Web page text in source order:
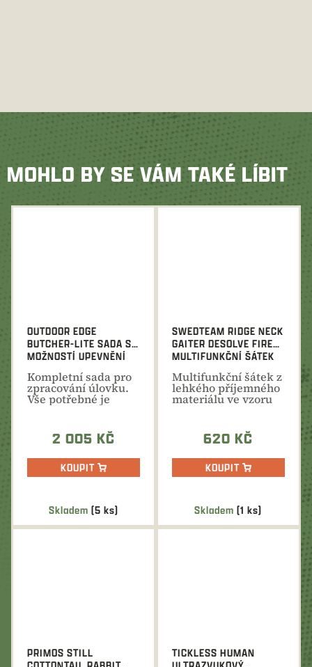
MOHLO BY SE VÁM TAKÉ LÍBIT
Skladem(5 ks)
OUTDOOR EDGE
BUTCHER-LITE SADA S
MOŽNOSTÍ UPEVNĚNÍ
Kompletní sada pro
zpracování úlovku.
Vše potřebné je
přehledně uloženo
2 005 KČ
KOUPIT
Skladem(1 ks)
SWEDTEAM RIDGE NECK
GAITER DESOLVE FIRE
MULTIFUNKČNÍ ŠÁTEK
Multifunkční šátek z
lehkého příjemného
materiálu ve vzoru
620 KČ
KOUPIT
PRIMOS STILL
TICKLESS HUMAN